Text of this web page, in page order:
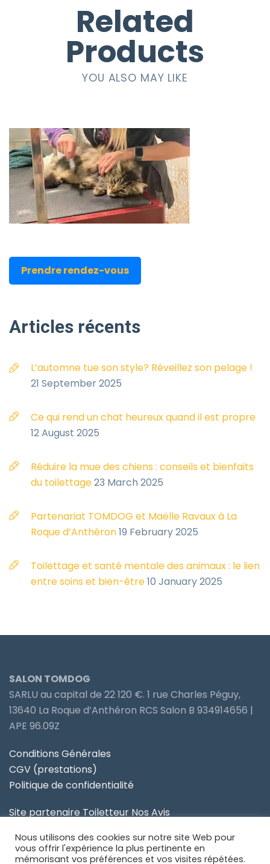
Related
Products
YOU ALSO MAY LIKE
Prendre rendez-vous
Articles récents
L’automne tue son style? Réveillez son pelage !
21 September 2025
Ce qui rend un chat heureux quand il est propre
12 August 2025
Réduire la mue des chiens : conseils et bienfaits
du toilettage23 March 2025
Partenariat TOMDOG et Maëlle Ravaux à La
Roque d’Anthéron19 February 2025
Toilettage et santé mentale des animaux : le lien
entre soins et bien-être10 January 2025
SALON TOMDOG
SARLU au capital de 22 120 €. 1 rue Charles Péguy,
13640 La Roque d’Anthéron RCS Salon B 934914656 |
APE 96.09Z
Conditions Générales
CGV (prestations)
Politique de confidentialité
Site partenaire Toiletteur Nos Avis
Site partenaire Anidom
Nous utilisons des cookies sur notre site Web pour
vous offrir l'expérience la plus pertinente en
mémorisant vos préférences et vos visites répétées.